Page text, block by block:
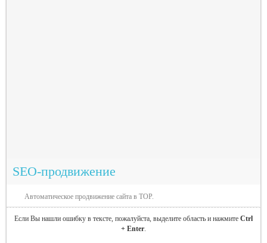
SEO-продвижение
Автоматическое продвижение сайта в TOP.
Если Вы нашли ошибку в тексте, пожалуйста, выделите область и нажмите Ctrl
+ Enter.